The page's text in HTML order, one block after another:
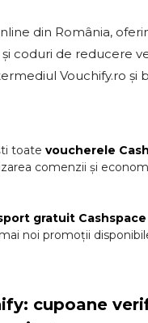
din România,
coduri de reducere
Vouchify.ro și
toate voucherele
comenzii și
gratuit Cashspace
noi promoții
cupoane